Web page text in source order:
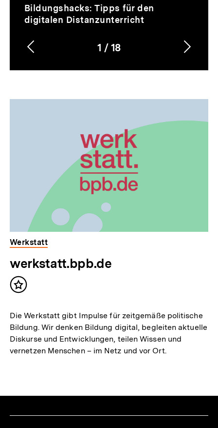
Video
Dauer
6
Min.
Bildungshacks: Tipps für den
digitalen Distanzunterricht
Karussellinhalt
1
von
/ 18
Vorherigen
Inhalt
Inhalt
Thematik
Werkstatt
werkstatt.bpb.de
Inhalt
Die Werkstatt gibt Impulse für zeitgemäße politische
Bildung. Wir denken Bildung digital, begleiten aktuelle
Diskurse und Entwicklungen, teilen Wissen und
vernetzen Menschen – im Netz und vor Ort.